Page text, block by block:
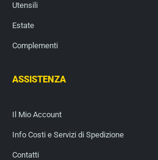
Utensili
Estate
Complementi
ASSISTENZA
Il Mio Account
Info Costi e Servizi di Spedizione
Contatti